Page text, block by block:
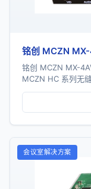
铭创 MCZN
铭创 MCZN MX-
MCZN HC 系列无
频信号输出，支持
会议室解决方案